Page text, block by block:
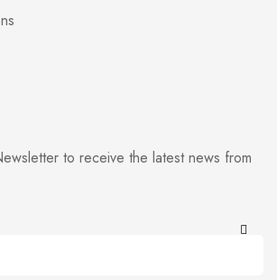
to receive the latest news from